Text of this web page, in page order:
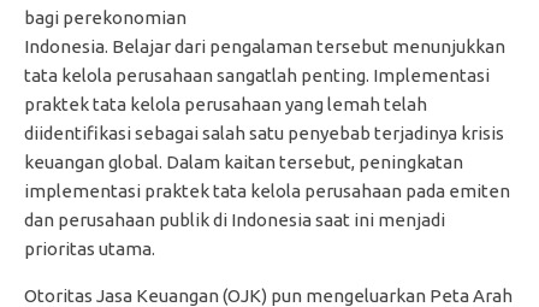
bagi perekonomian
Indonesia. Belajar dari pengalaman tersebut menunjukkan
tata kelola perusahaan sangatlah penting. Implementasi
praktek tata kelola perusahaan yang lemah telah
diidentifikasi sebagai salah satu penyebab terjadinya krisis
keuangan global. Dalam kaitan tersebut, peningkatan
implementasi praktek tata kelola perusahaan pada emiten
dan perusahaan publik di Indonesia saat ini menjadi
prioritas utama.
Otoritas Jasa Keuangan (OJK) pun mengeluarkan Peta Arah